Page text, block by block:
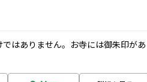
はありません。お寺には御朱印があ